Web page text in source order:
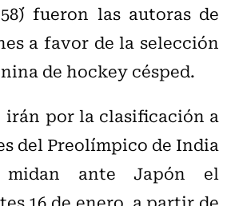
fueron las autoras de
a favor de la selección
de hockey césped.
irán por la clasificación a
del Preolímpico de India
midan ante Japón el